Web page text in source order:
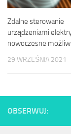
Zdalne sterowanie
urządzeniami
nowoczesne
29 WRZEŚNIA 2021
OBSERWUJ: